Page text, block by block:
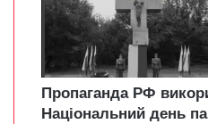
Пропаганда РФ
Національний день